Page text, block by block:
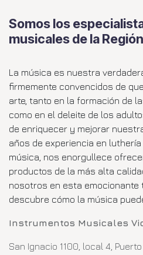
Somos los
musicales de la
La música es nuestra
firmemente convencidos de
arte, tanto en la formación de
como en el deleite de los
de enriquecer y mejorar
años de experiencia en
música, nos enorgullece
productos de la más alta
nosotros en esta emocionante
descubre cómo la música
Instrumentos Musicales
San Ignacio 1100, local 4,